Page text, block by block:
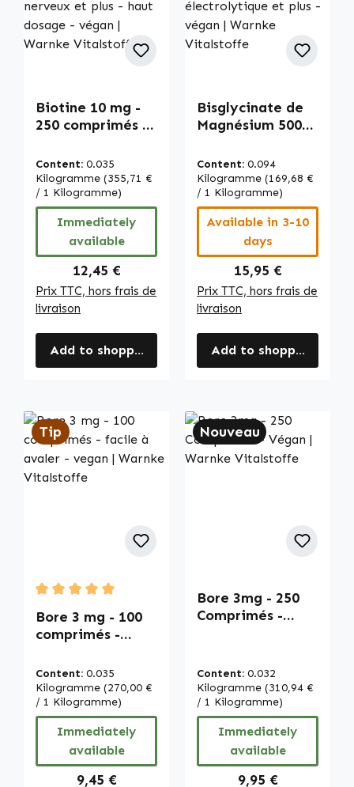
Biotine 10 mg -
250 comprimés -
pour peau,
cheveux, système
nerveux et plus -
haut dosage -
végan | Warnke
Vitalstoffe
Content: 0.035
Kilogramme (355,71 €
/ 1 Kilogramme)
Immediately
available
Regular price:
12,45 €
Prix TTC, hors frais de
livraison
Add to shopping cart
Bisglycinate de
Magnésium 500
pour muscles, os,
équilibre
électrolytique et
plus - végan |
Warnke
Vitalstoffe
Content: 0.094
Kilogramme (169,68 €
/ 1 Kilogramme)
Available in 3-10
days
Regular price:
15,95 €
Prix TTC, hors frais de
livraison
Add to shopping cart
Tip
Average rating of 5 out of 5 stars
Bore 3 mg - 100
comprimés -
vegan | Warnke
Vitalstoffe
Content: 0.035
Kilogramme (270,00 €
/ 1 Kilogramme)
Immediately
available
Regular price:
9,45 €
Nouveau
Bore 3mg - 250
Comprimés -
Content: 0.032
Kilogramme (310,94 €
/ 1 Kilogramme)
Immediately
available
Regular price:
9,95 €